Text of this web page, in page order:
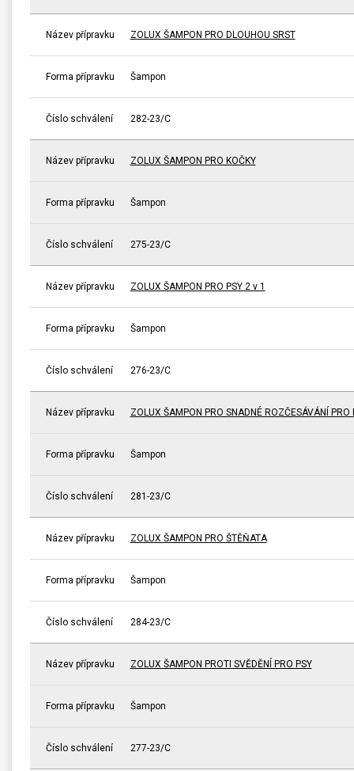
Název přípravku ZOLUX ŠAMPON PRO DLOUHOU SRST
Forma přípravku Šampon
Číslo schválení 282-23/C
Název přípravku ZOLUX ŠAMPON PRO KOČKY
Forma přípravku Šampon
Číslo schválení 275-23/C
Název přípravku ZOLUX ŠAMPON PRO PSY 2 v 1
Forma přípravku Šampon
Číslo schválení 276-23/C
Název přípravku ZOLUX ŠAMPON PRO SNADNÉ ROZČESÁVÁNÍ PRO
Forma přípravku Šampon
Číslo schválení 281-23/C
Název přípravku ZOLUX ŠAMPON PRO ŠTĚŇATA
Forma přípravku Šampon
Číslo schválení 284-23/C
Název přípravku ZOLUX ŠAMPON PROTI SVĚDĚNÍ PRO PSY
Forma přípravku Šampon
Číslo schválení 277-23/C